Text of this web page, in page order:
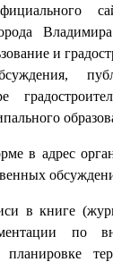
и
в адрес
в книге
по